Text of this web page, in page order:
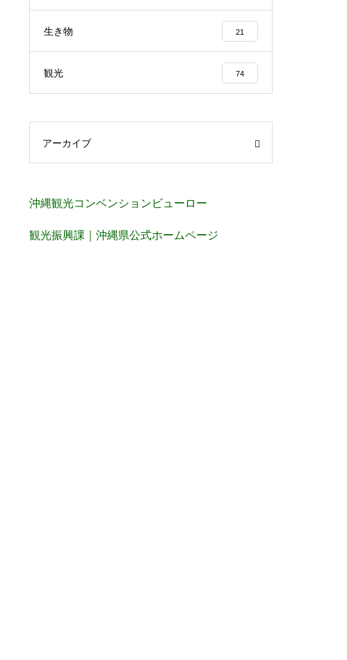
生き物 21
観光 74
アーカイブ
沖縄観光コンベンションビューロー
観光振興課｜沖縄県公式ホームページ